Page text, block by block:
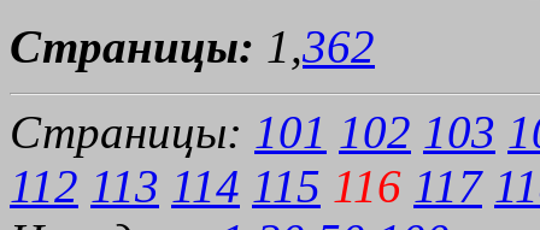
Страницы: 1,362
Страницы: 101 102 103
112 113 114 115 116 117